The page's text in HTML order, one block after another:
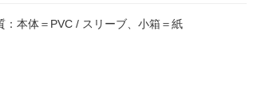
：本体＝PVC / スリーブ、小箱＝紙